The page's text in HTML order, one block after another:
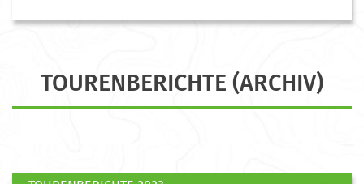
TOURENBERICHTE (ARCHIV)